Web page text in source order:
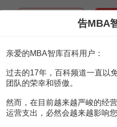
完善，需要補充新內容或修改錯誤內容
自營業務管理辦法 7頁
券自營業務管理辦法
66頁
程培訓 65頁
弱市下“經紀＋自營”高風險樣本
告MBA
亲爱的MBA智库百科用户：
过去的17年，百科频道一直以
团队的荣幸和骄傲。
然而，在目前越来越严峻的经
运营支出，必然会越来越影响